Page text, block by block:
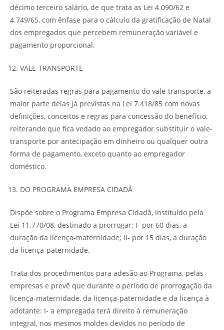
décimo terceiro salário, de que trata as Lei 4.090/62 e
4.749/65, com ênfase para o cálculo da gratificação de Natal
dos empregados que percebem remuneração variável e
pagamento proporcional.
VALE-TRANSPORTE
São reiteradas regras para pagamento do vale-transporte, a
maior parte delas já previstas na Lei 7.418/85 com novas
definições, conceitos e regras para concessão do benefício,
reiterando que fica vedado ao empregador substituir o vale-
transporte por antecipação em dinheiro ou qualquer outra
forma de pagamento, exceto quanto ao empregador
doméstico.
DO PROGRAMA EMPRESA CIDADÃ
Dispõe sobre o Programa Empresa Cidadã, instituído pela
Lei 11.770/08, destinado a prorrogar: I- por 60 dias, a
duração da licença-maternidade; II- por 15 dias, a duração
da licença-paternidade.
Trata dos procedimentos para adesão ao Programa, pelas
empresas e prevê que durante o período de prorrogação da
licença-maternidade, da licença-paternidade e da licença à
adotante: I- a empregada terá direito à remuneração
integral, nos mesmos moldes devidos no período de